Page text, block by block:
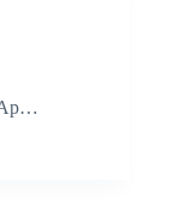
Ap…